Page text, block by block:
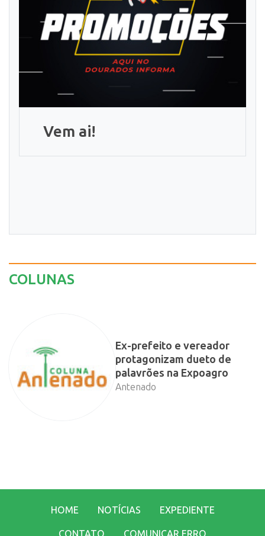
Vem ai!
COLUNAS
Ex-prefeito e vereador
protagonizam dueto de
palavrões na Expoagro
Antenado
HOME NOTÍCIAS EXPEDIENTE